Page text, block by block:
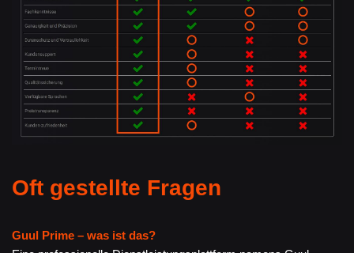
Oft gestellte Fragen
Guul Prime – was ist das?